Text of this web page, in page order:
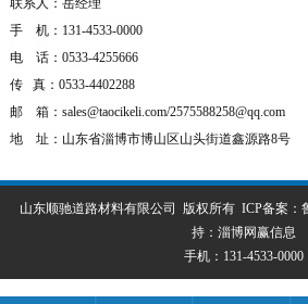
联系人：岳经理
手 机： 131-4533-0000
电 话：0533-4255666
传 真：0533-4402288
邮 箱：sales@taocikeli.com/2575588258@qq.com
地 址：山东省淄博市博山区山头街道鑫源路8号
山东顺驰道路材料有限公司 版权所有 ICP备案：
持： 淄博网赢信息
手机： 131-4533-0000